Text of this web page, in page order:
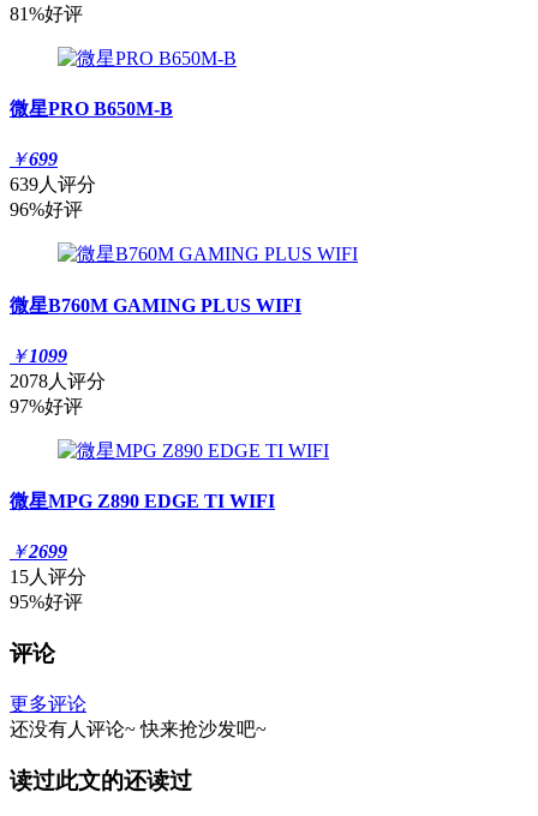
81%好评
微星PRO B650M-B
￥699
639人评分
96%好评
微星B760M GAMING PLUS WIFI
￥1099
2078人评分
97%好评
微星MPG Z890 EDGE TI WIFI
￥2699
15人评分
95%好评
评论
更多评论
还没有人评论~ 快来抢沙发吧~
读过此文的还读过